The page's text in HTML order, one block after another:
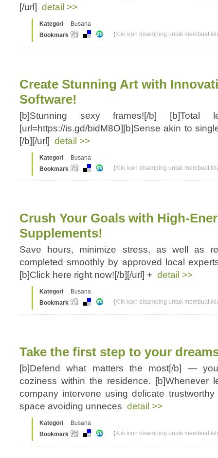
[/url] detail >>
Kategori
Busana
Bookmark
(Klik icon disamping untuk membuat
Create Stunning Art with
Software!
[b]Stunning sexy frames![/b] [b]Total
[url=https://is.gd/bidM8O][b]Sense akin to
[/b][/url] detail >>
Kategori
Busana
Bookmark
(Klik icon disamping untuk membuat
Crush Your Goals with High-
Supplements!
Save hours, minimize stress, as well as
completed smoothly by approved local
[b]Click here right now![/b][/url] + detail >>
Kategori
Busana
Bookmark
(Klik icon disamping untuk membuat
Take the first step to your
[b]Defend what matters the most[/b] —
coziness within the residence. [b]Whenever
company intervene using delicate
space avoiding unneces detail >>
Kategori
Busana
Bookmark
(Klik icon disamping untuk membuat